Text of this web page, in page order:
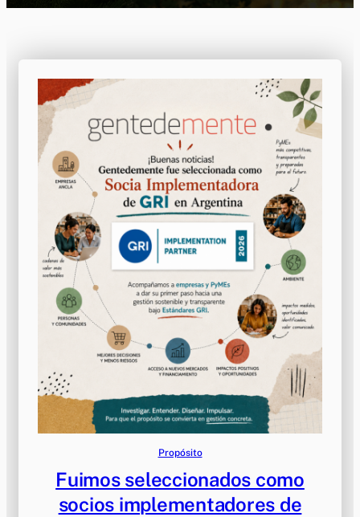
Propósito
Fuimos seleccionados como
socios implementadores de